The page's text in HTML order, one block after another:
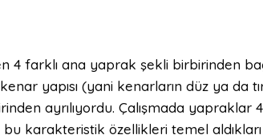
farklı ana yaprak şekli birbirinden
yapısı (yani kenarların düz ya da
ayrılıyordu. Çalışmada yapraklar
bu karakteristik özellikleri temel aldıkları